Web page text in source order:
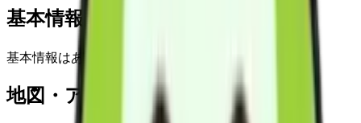
基本情報(詳細)
基本情報はありません
地図・アクセス